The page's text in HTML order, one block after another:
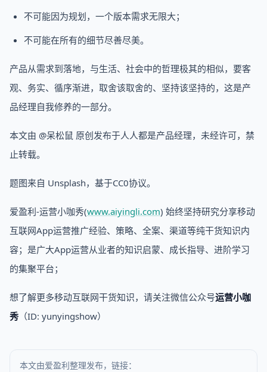
不可能因为规划，一个版本需求无限大；
不可能在所有的细节尽善尽美。
产品从需求到落地，与生活、社会中的哲理极其的相似，要客
观、务实、循序渐进，取舍该取舍的、坚持该坚持的，这是产
品经理自我修养的一部分。
本文由 @呆松鼠 原创发布于人人都是产品经理，未经许可，禁
止转载。
题图来自 Unsplash，基于CC0协议。
爱盈利-运营小咖秀(www.aiyingli.com) 始终坚持研究分享移动
互联网App运营推广经验、策略、全案、渠道等纯干货知识内
容；是广大App运营从业者的知识启蒙、成长指导、进阶学习
的集聚平台；
想了解更多移动互联网干货知识，请关注微信公众号运营小咖
秀（ID: yunyingshow）
本文由爱盈利整理发布，链接：